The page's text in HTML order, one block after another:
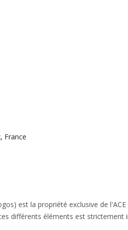
France
est la propriété exclusive de
différents éléments est strictement